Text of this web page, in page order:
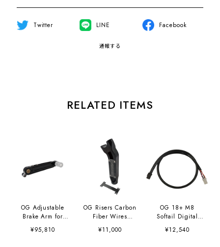
Twitter LINE Facebook
通報する
RELATED ITEMS
OG Adjustable
Brake Arm for
Harley-Davidson
M8
¥95,810
OG Risers Carbon
Fiber Wires
Bracket
¥11,000
OG 18+ M8
Softail Digital
Gauge Extended
Harness
¥12,540